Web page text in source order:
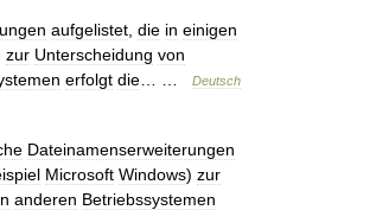
aufgelistet die in einigen
zur Unterscheidung von
erfolgt die
Deutsch
Dateinamenserweiterungen
Microsoft Windows) zur
anderen Betriebssystemen